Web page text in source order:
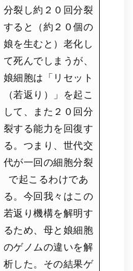
分裂し約２０回分裂
すると（約２０個の
娘を生むと）老化し
て死んでしまうが、
娘細胞は「リセット
（若返り）」を起こ
して、また２０回分
裂する能力を回復す
る。つまり、世代交
代が一回の細胞分裂
で起こるわけであ
る。今回我々はこの
若返り機構を解明す
るため、母と娘細胞
のゲノムの違いを解
析した。その結果ゲ